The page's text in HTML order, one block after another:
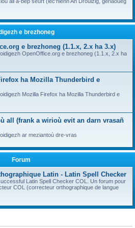
e brezhoneg
e brezhoneg (1.1.x, 2.x ha 3.x)
OpenOffice.org e brezhoneg (1.1.x, 2.x ha
ha Mozilla Thunderbird e
Mozilla Firefox ha Mozilla Thunderbird e
all (frank a wirioù evit an darn vrasañ
ar meziantoù dre-vras
Forum
Latin - Latin Spell Checker
Latin Spell Checker COL. Un forum pour
COL (correcteur orthographique de langue